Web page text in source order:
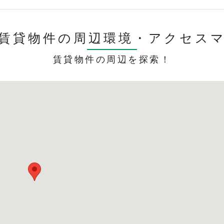
貸物件の周辺環境・ アクセス
賃貸物件の周辺を探索！